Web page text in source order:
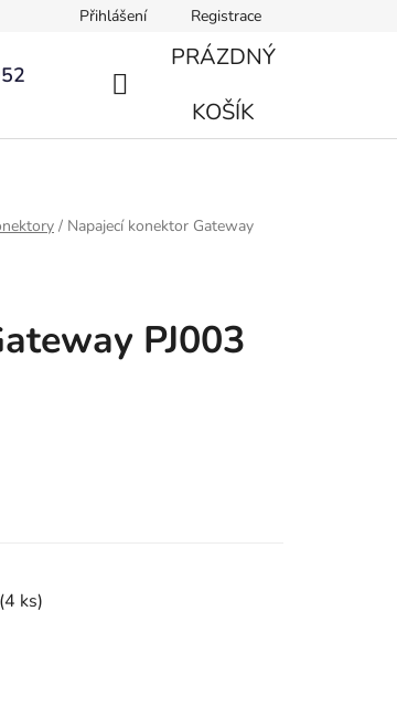
Přihlášení Registrace
NÁKUPNÍ
PRÁZDNÝ
KOŠÍK
/ Napajecí konektor Gateway
PJ003
(4 ks)